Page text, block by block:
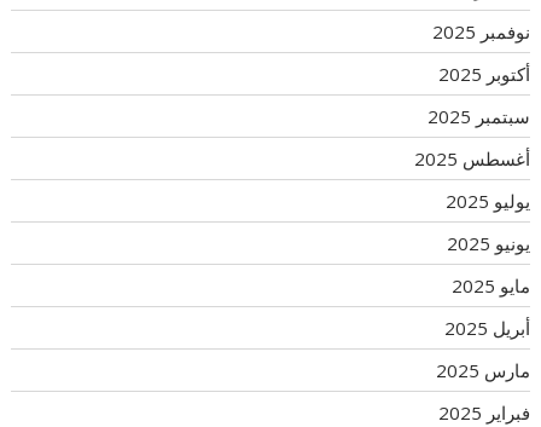
نوفمبر 2025
أكتوبر 2025
سبتمبر 2025
أغسطس 2025
يوليو 2025
يونيو 2025
مايو 2025
أبريل 2025
مارس 2025
فبراير 2025